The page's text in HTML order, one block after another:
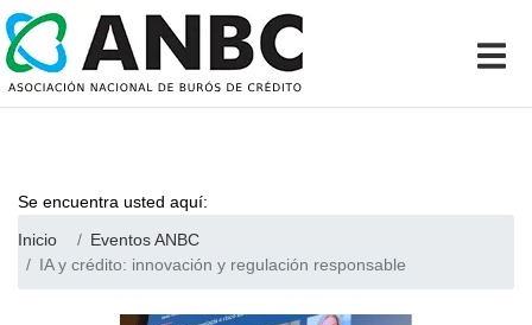
Se encuentra usted aquí:
Inicio
Eventos ANBC
IA y crédito: innovación y regulación responsable